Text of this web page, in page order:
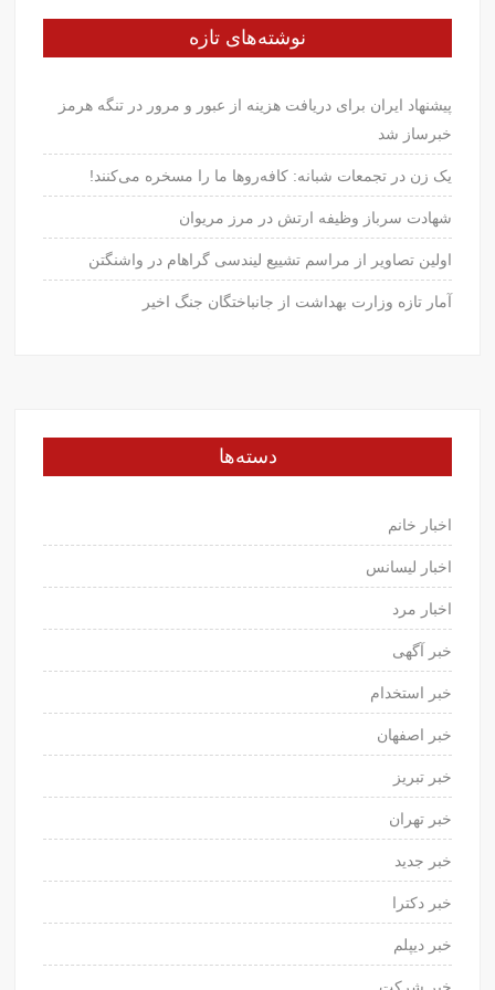
نوشته‌های تازه
پیشنهاد ایران برای دریافت هزینه از عبور و مرور در تنگه هرمز
خبرساز شد
یک زن در تجمعات شبانه: کافه‌روها ما را مسخره می‌کنند!
شهادت سرباز وظیفه ارتش در مرز مریوان
اولین تصاویر از مراسم تشییع لیندسی گراهام در واشنگتن
آمار تازه وزارت بهداشت از جانباختگان جنگ اخیر
دسته‌ها
اخبار خانم
اخبار لیسانس
اخبار مرد
خبر آگهی
خبر استخدام
خبر اصفهان
خبر تبریز
خبر تهران
خبر جدید
خبر دکترا
خبر دیپلم
خبر شرکت